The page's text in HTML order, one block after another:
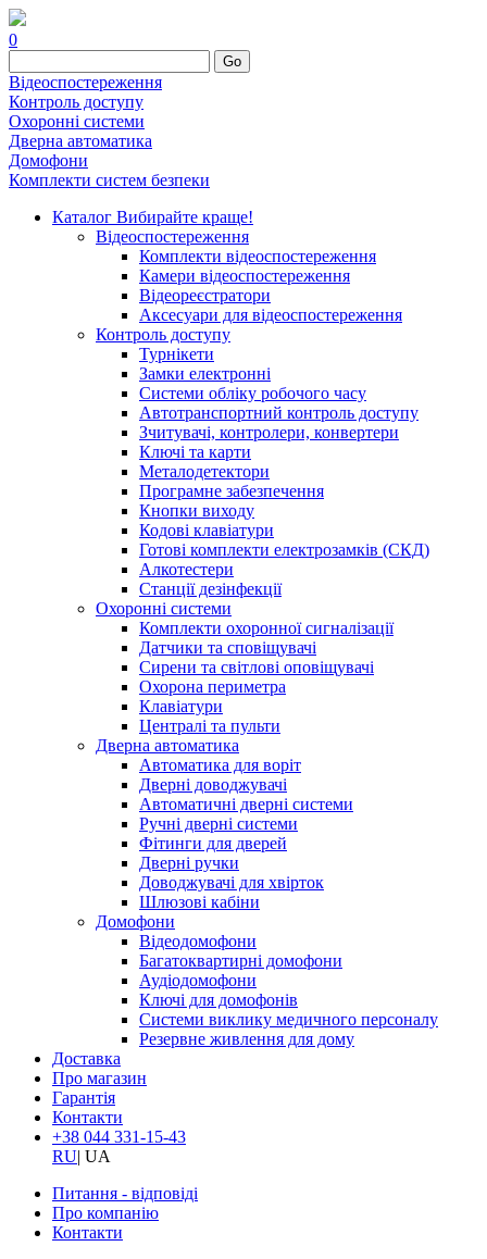
0
Go
Відеоспостереження
Контроль доступу
Охоронні системи
Дверна автоматика
Домофони
Комплекти систем безпеки
Каталог Вибирайте краще!
Відеоспостереження
Комплекти відеоспостереження
Камери відеоспостереження
Відеореєстратори
Аксесуари для відеоспостереження
Контроль доступу
Турнікети
Замки електронні
Системи обліку робочого часу
Автотранспортний контроль доступу
Зчитувачі, контролери, конвертери
Ключі та карти
Металодетектори
Програмне забезпечення
Кнопки виходу
Кодові клавіатури
Готові комплекти електрозамків (СКД)
Алкотестери
Станції дезінфекції
Охоронні системи
Комплекти охоронної сигналізації
Датчики та сповіщувачі
Сирени та світлові оповіщувачі
Охорона периметра
Клавіатури
Централі та пульти
Дверна автоматика
Автоматика для воріт
Дверні доводжувачі
Автоматичні дверні системи
Ручні дверні системи
Фітинги для дверей
Дверні ручки
Доводжувачі для хвірток
Шлюзові кабіни
Домофони
Відеодомофони
Багатоквартирні домофони
Аудіодомофони
Ключі для домофонів
Системи виклику медичного персоналу
Резервне живлення для дому
Доставка
Про магазин
Гарантія
Контакти
+38 044 331-15-43
RU| UA
Питання - відповіді
Про компанію
Контакти